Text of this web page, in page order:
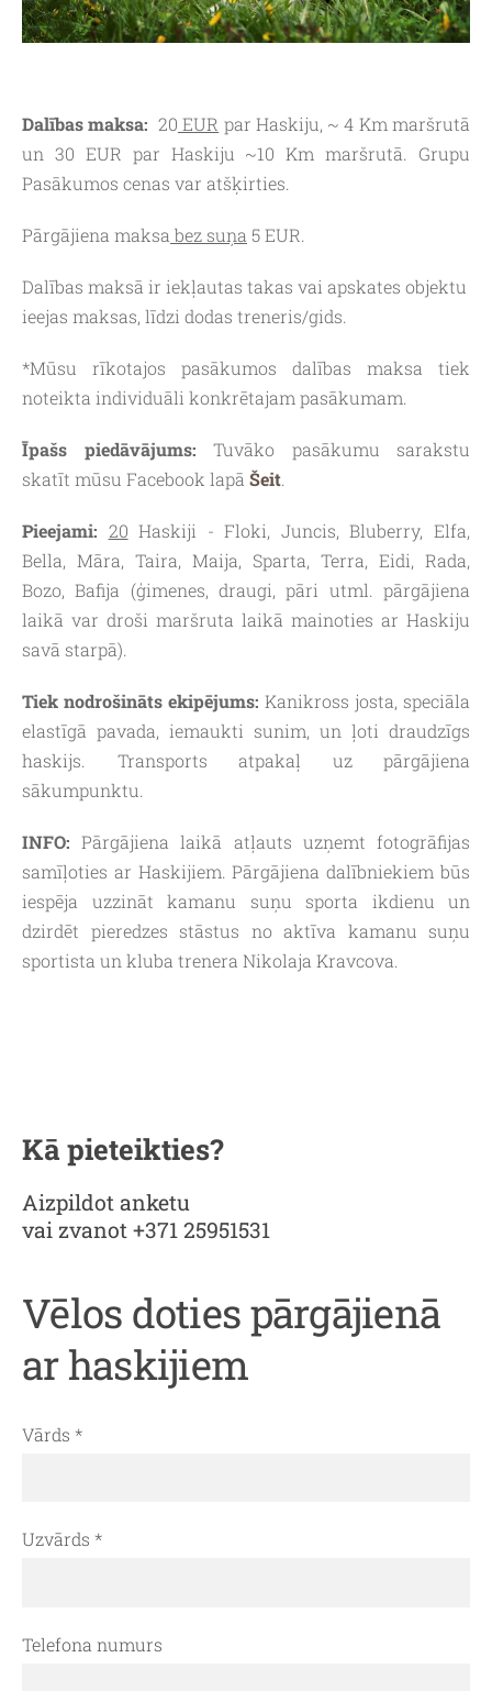
Dalības maksa: 20 EUR par Haskiju, ~ 4 Km maršrutā
un 30 EUR par Haskiju ~10 Km maršrutā. Grupu
Pasākumos cenas var atšķirties.
Pārgājiena maksa bez suņa 5 EUR.
Dalības maksā ir iekļautas takas vai apskates objektu
ieejas maksas, līdzi dodas treneris/gids.
*Mūsu rīkotajos pasākumos dalības maksa tiek
noteikta individuāli konkrētajam pasākumam.
Īpašs piedāvājums: Tuvāko pasākumu sarakstu
skatīt mūsu Facebook lapā Šeit.
Pieejami: 20 Haskiji - Floki, Juncis, Bluberry, Elfa,
Bella, Māra, Taira, Maija, Sparta, Terra, Eidi, Rada,
Bozo, Bafija (ģimenes, draugi, pāri utml. pārgājiena
laikā var droši maršruta laikā mainoties ar Haskiju
savā starpā).
Tiek nodrošināts ekipējums: Kanikross josta, speciāla
elastīgā pavada, iemaukti sunim, un ļoti draudzīgs
haskijs. Transports atpakaļ uz pārgājiena
sākumpunktu.
INFO: Pārgājiena laikā atļauts uzņemt fotogrāfijas
samīļoties ar Haskijiem. Pārgājiena dalībniekiem būs
iespēja uzzināt kamanu suņu sporta ikdienu un
dzirdēt pieredzes stāstus no aktīva kamanu suņu
sportista un kluba trenera Nikolaja Kravcova.
Kā pieteikties?
Aizpildot anketu
vai zvanot +371 25951531
Vēlos doties pārgājienā
ar haskijiem
Vārds *
Uzvārds *
Telefona numurs